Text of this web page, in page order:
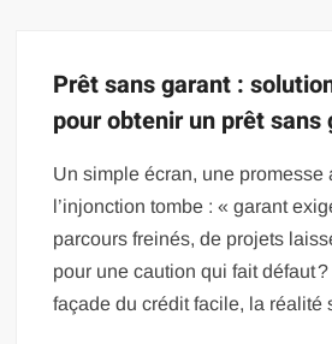
Prêt sans garant :
pour obtenir un prêt sans
Un simple écran, une promesse
l’injonction tombe : « garant
parcours freinés, de projets
pour une caution qui fait défaut
façade du crédit facile, la réalité